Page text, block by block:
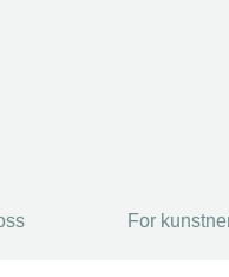
For